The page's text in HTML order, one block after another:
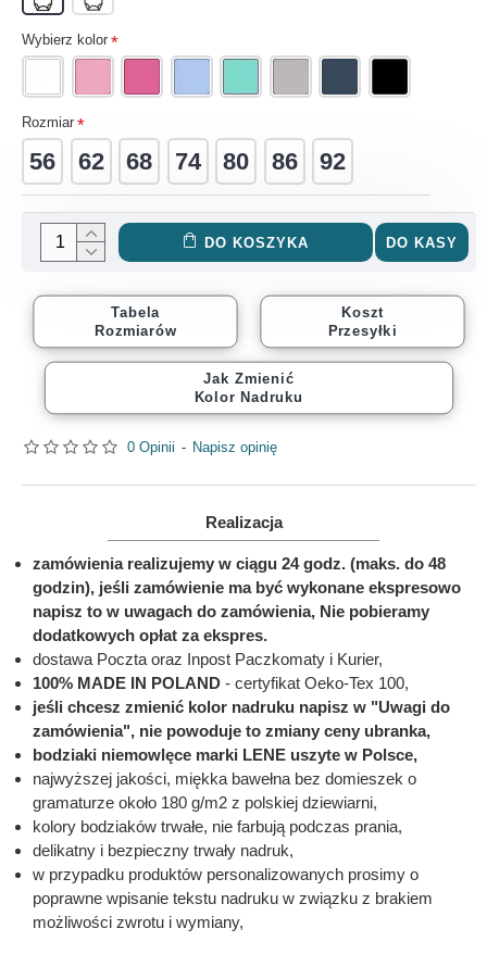
0 Opinii - Napisz opinię
Wybierz kolor
Rozmiar
56 62 68 74 80 86 92
DO KOSZYKA DO KASY
Tabela
Rozmiarów
Koszt
Przesyłki
Jak Zmienić
Kolor Nadruku
Realizacja
zamówienia realizujemy w ciągu 24 godz. (maks. do 48
godzin), jeśli zamówienie ma być wykonane ekspresowo
napisz to w uwagach do zamówienia, Nie pobieramy
dodatkowych opłat za ekspres.
dostawa Poczta oraz Inpost Paczkomaty i Kurier,
100% MADE IN POLAND - certyfikat Oeko-Tex 100,
jeśli chcesz zmienić kolor nadruku napisz w "Uwagi do
zamówienia", nie powoduje to zmiany ceny ubranka,
bodziaki niemowlęce marki LENE uszyte w Polsce,
najwyższej jakości, miękka bawełna bez domieszek o
gramaturze około 180 g/m2 z polskiej dziewiarni,
kolory bodziaków trwałe, nie farbują podczas prania,
delikatny i bezpieczny trwały nadruk,
w przypadku produktów personalizowanych prosimy o
poprawne wpisanie tekstu nadruku w związku z brakiem
możliwości zwrotu i wymiany,